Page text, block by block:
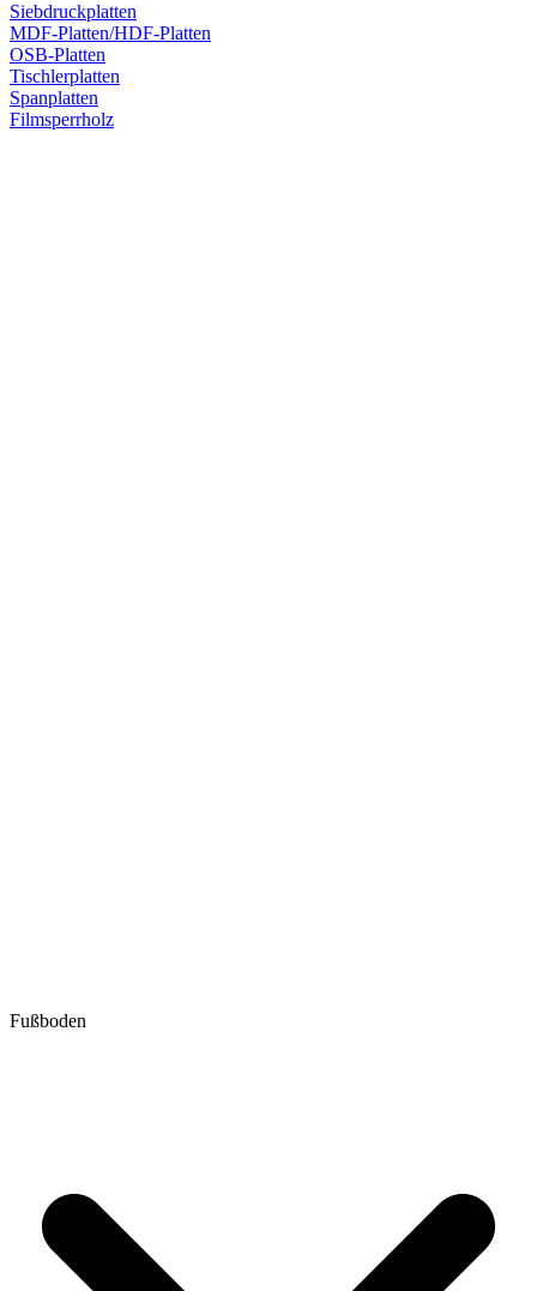
Siebdruckplatten
MDF-Platten/HDF-Platten
OSB-Platten
Tischlerplatten
Spanplatten
Filmsperrholz
Fußboden